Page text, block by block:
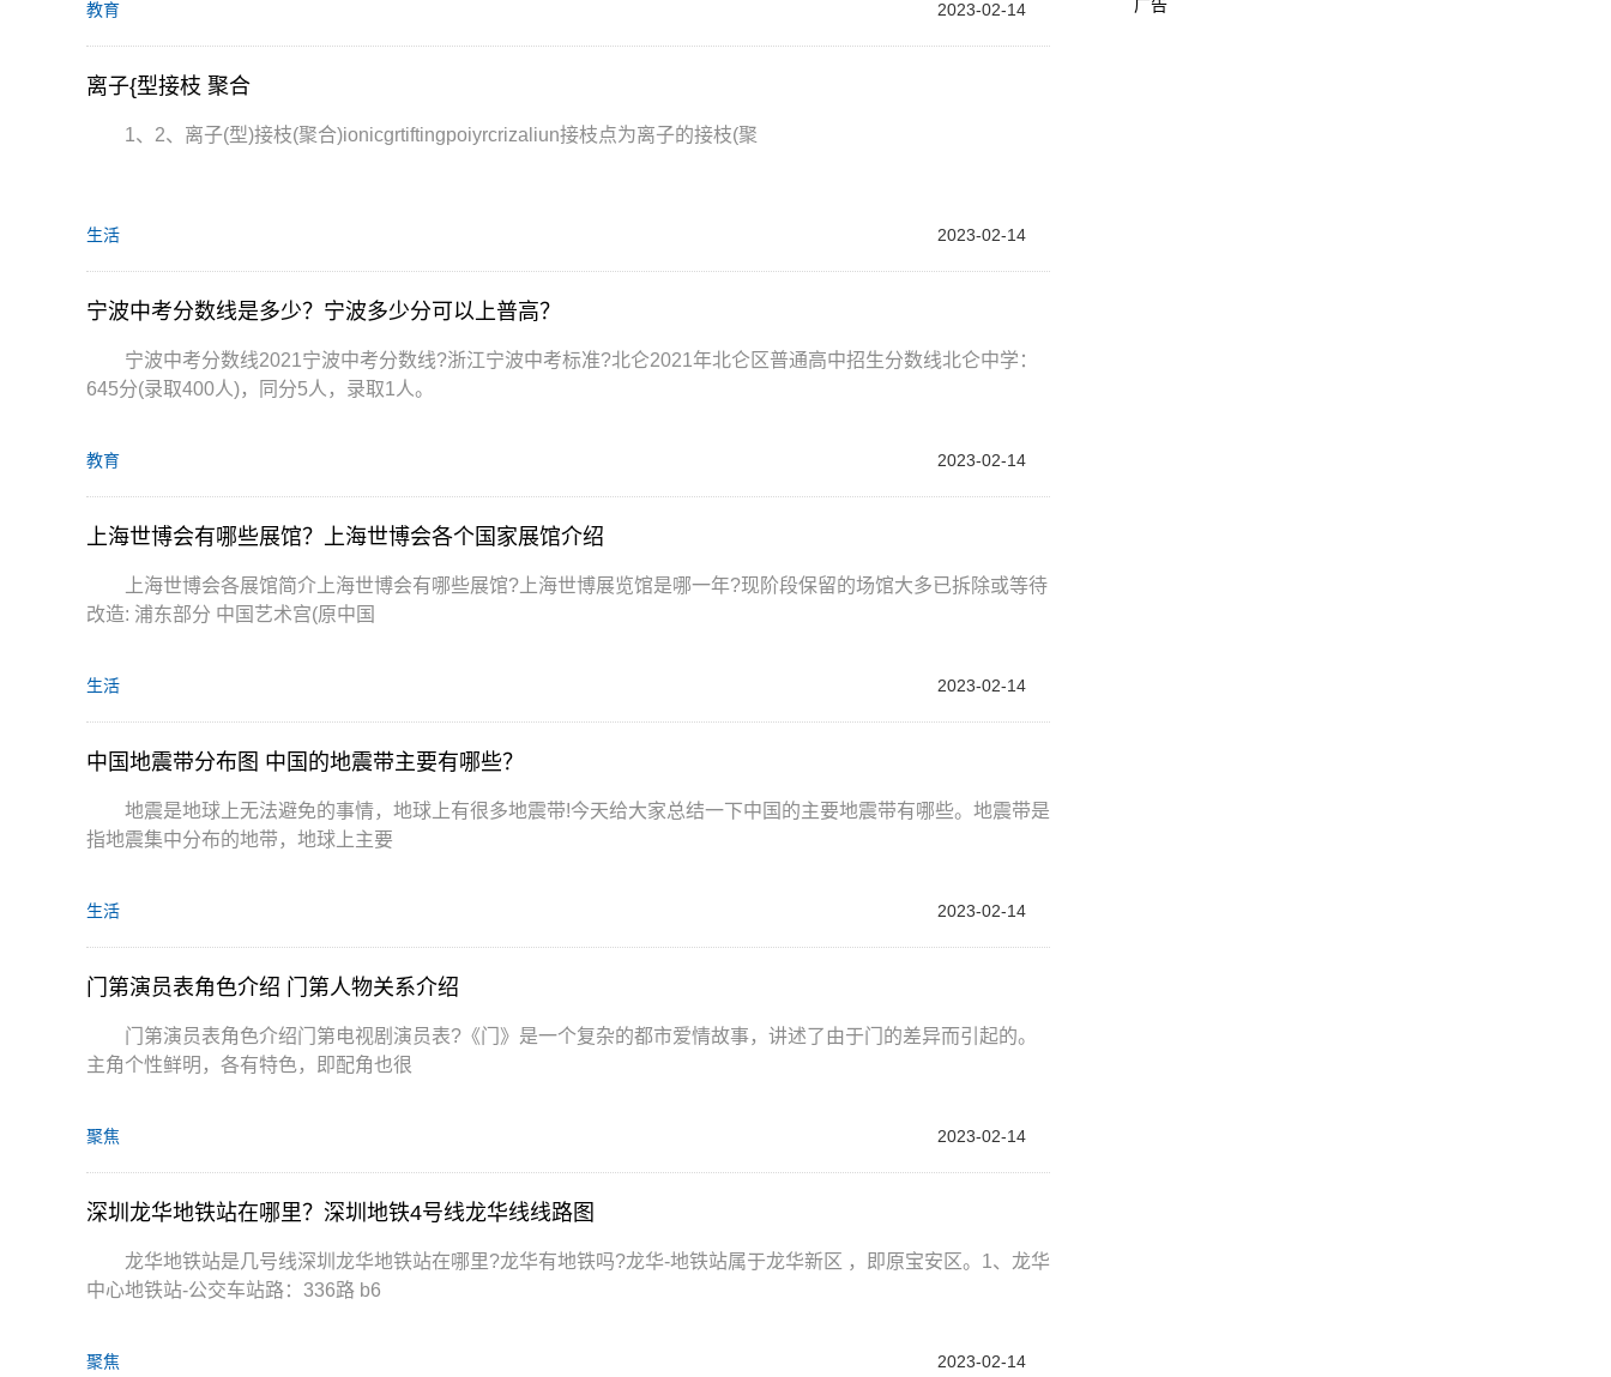
教育 2023-02-14
离子{型接枝 聚合
1、2、离子(型)接枝(聚合)ionicgrtiftingpoiyrcrizaliun接枝点为离子的接枝(聚
生活 2023-02-14
宁波中考分数线是多少？宁波多少分可以上普高？
宁波中考分数线2021宁波中考分数线?浙江宁波中考标准?北仑2021年北仑区普通高中招生分数线北仑中学：
645分(录取400人)，同分5人，录取1人。
教育 2023-02-14
上海世博会有哪些展馆？上海世博会各个国家展馆介绍
上海世博会各展馆简介上海世博会有哪些展馆?上海世博展览馆是哪一年?现阶段保留的场馆大多已拆除或等待
改造: 浦东部分 中国艺术宫(原中国
生活 2023-02-14
中国地震带分布图 中国的地震带主要有哪些？
地震是地球上无法避免的事情，地球上有很多地震带!今天给大家总结一下中国的主要地震带有哪些。地震带是
指地震集中分布的地带，地球上主要
生活 2023-02-14
门第演员表角色介绍 门第人物关系介绍
门第演员表角色介绍门第电视剧演员表?《门》是一个复杂的都市爱情故事，讲述了由于门的差异而引起的。
主角个性鲜明，各有特色，即配角也很
聚焦 2023-02-14
深圳龙华地铁站在哪里？深圳地铁4号线龙华线线路图
龙华地铁站是几号线深圳龙华地铁站在哪里?龙华有地铁吗?龙华-地铁站属于龙华新区 ，即原宝安区。1、龙华
中心地铁站-公交车站路：336路 b6
聚焦 2023-02-14
广告